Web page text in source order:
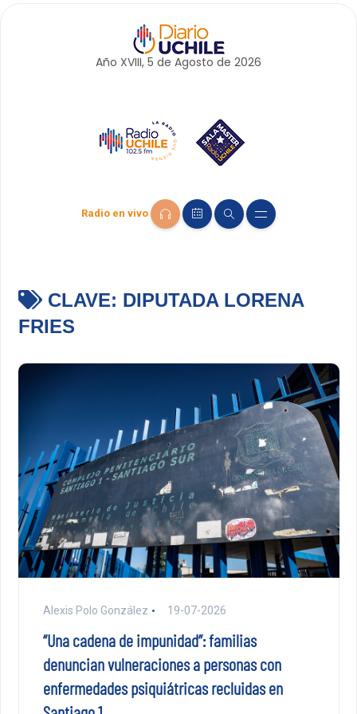
Año XVIII, 5 de Agosto de 2026
Radio en vivo
CLAVE: DIPUTADA LORENA
FRIES
Alexis Polo González 19-07-2026
“Una cadena de impunidad”: familias
denuncian vulneraciones a personas con
enfermedades psiquiátricas recluidas en